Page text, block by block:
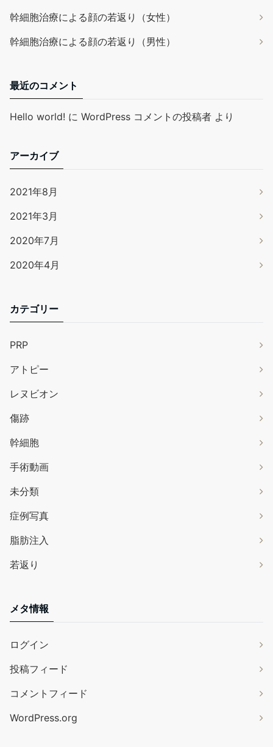
幹細胞治療による顔の若返り（女性）
幹細胞治療による顔の若返り（男性）
最近のコメント
Hello world! に WordPress コメントの投稿者 より
アーカイブ
2021年8月
2021年3月
2020年7月
2020年4月
カテゴリー
PRP
アトピー
レヌビオン
傷跡
幹細胞
手術動画
未分類
症例写真
脂肪注入
若返り
メタ情報
ログイン
投稿フィード
コメントフィード
WordPress.org